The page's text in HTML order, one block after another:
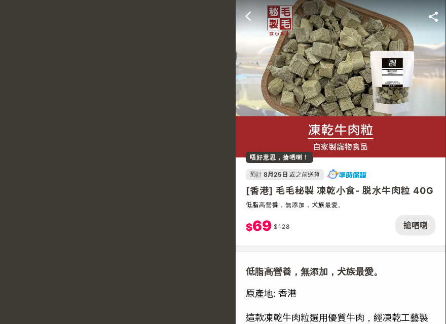
搶哂喇
唔好意思，搶哂喇！
預計 8月25日 或之前送貨
[香港] 毛毛秘製 凍乾小食- 脱水牛肉粒 40G
低脂高營養，無添加，犬族最愛。
$69 $128
低脂高營養，無添加，犬族最愛。
原產地: 香港
這款凍乾牛肉粒選用優質牛肉，經凍乾工藝製